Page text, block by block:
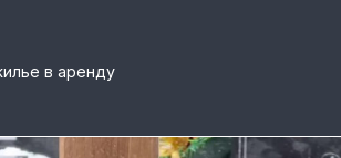
в аренду